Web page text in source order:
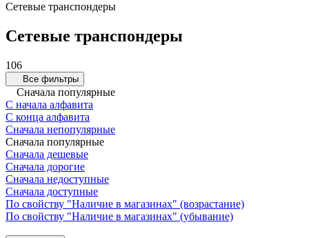
Сетевые транспондеры
Сетевые транспондеры
106
Все фильтры
Сначала популярные
С начала алфавита
С конца алфавита
Сначала непопулярные
Сначала популярные
Сначала дешевые
Сначала дорогие
Сначала недоступные
Сначала доступные
По свойству "Наличие в магазинах" (возрастание)
По свойству "Наличие в магазинах" (убывание)